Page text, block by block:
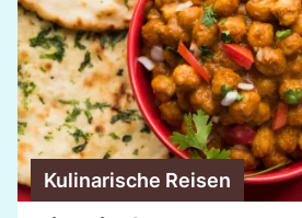
Kulinarische Reisen